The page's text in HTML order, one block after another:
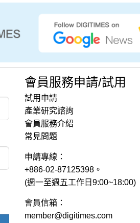
會員服務申請/試用
試用申請
產業研究諮詢
會員服務介紹
常見問題
申請專線：
+886-02-87125398。
(週一至週五工作日9:00~18:00)
會員信箱：
member@digitimes.com